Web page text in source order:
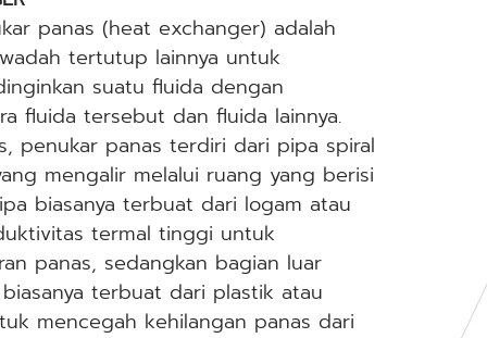
panas (heat exchanger) adalah
tertutup lainnya untuk
suatu fluida dengan
fluida tersebut dan fluida lainnya.
penukar panas terdiri dari pipa spiral
mengalir melalui ruang yang berisi
biasanya terbuat dari logam atau
termal tinggi untuk
panas, sedangkan bagian luar
terbuat dari plastik atau
mencegah kehilangan panas dari